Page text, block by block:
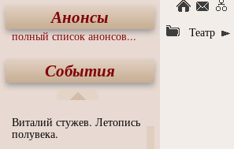
Анонсы
полный список анонсов...
События
Виталий стужев. Летопись
полувека.
Театр